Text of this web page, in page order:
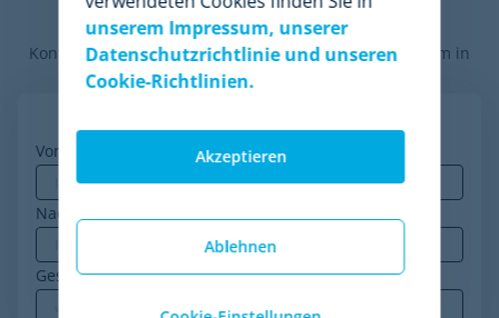
voranbringen kann.
Kontaktieren Sie unsere Preisexperten, um die Plattform in
Aktion zu sehen.
Vorname
Nachname
Geschäfts-E-Mail*
unserem Impressum, unserer
Datenschutzrichtlinie und unseren
Cookie-Richtlinien.
Ablehnen
Akzeptieren